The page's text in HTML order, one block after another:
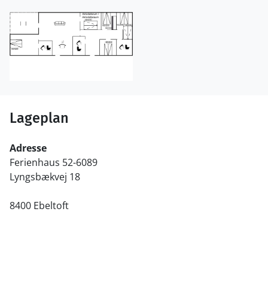
Lageplan
Adresse
Ferienhaus 52-6089
Lyngsbækvej 18
8400 Ebeltoft